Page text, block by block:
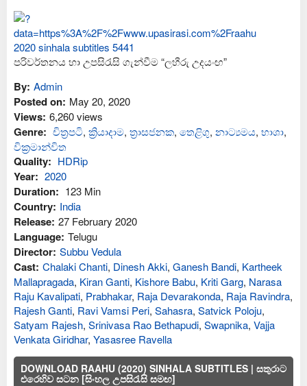
පරිවර්තනය හා උපසිරැසි ගැන්වීම “ලහීරු උදයංඟ”
By: Admin
Posted on: May 20, 2020
Views: 6,260 views
Genre: චිත්‍රපටි, ක්‍රියාදාම, ත්‍රාසජනක, තෙළිගු, නාට්‍යමය, භාශා,
වික්‍රමාන්විත
Quality: HDRip
Year: 2020
Duration: 123 Min
Country: India
Release: 27 February 2020
Language: Telugu
Director: Subbu Vedula
Cast: Chalaki Chanti, Dinesh Akki, Ganesh Bandi, Kartheek
Mallapragada, Kiran Ganti, Kishore Babu, Kriti Garg, Narasa
Raju Kavalipati, Prabhakar, Raja Devarakonda, Raja Ravindra,
Rajesh Ganti, Ravi Vamsi Peri, Sahasra, Satvick Poloju,
Satyam Rajesh, Srinivasa Rao Bethapudi, Swapnika, Vajja
Venkata Giridhar, Yasasree Ravella
DOWNLOAD RAAHU (2020) SINHALA SUBTITLES | සතුරාට
එරෙහිව සටන [සිංහල උපසිරැසි සමඟ]